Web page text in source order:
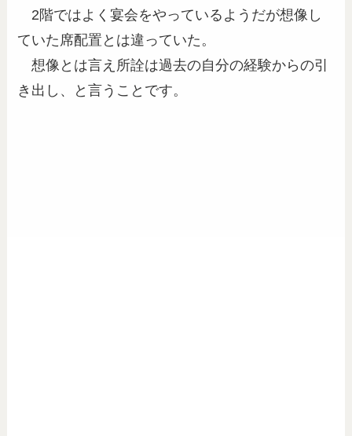
2階ではよく宴会をやっているようだが想像し
ていた席配置とは違っていた。
想像とは言え所詮は過去の自分の経験からの引
き出し、と言うことです。